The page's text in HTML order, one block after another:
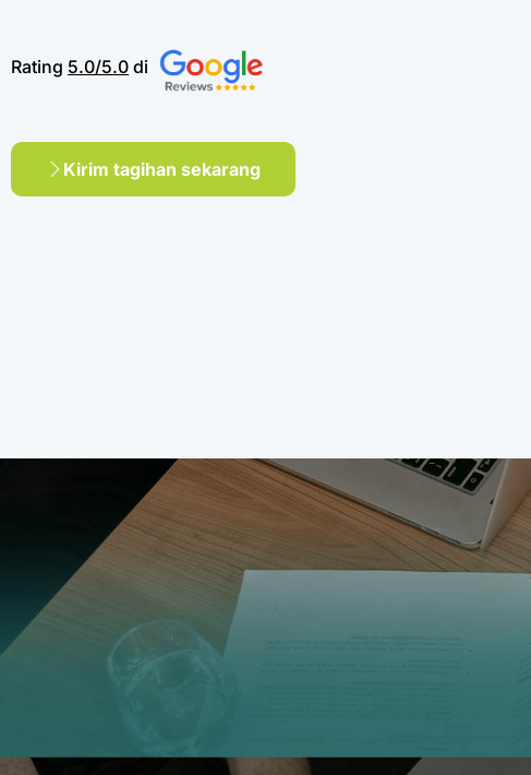
Rating 5.0/5.0 di
Kirim tagihan sekarang